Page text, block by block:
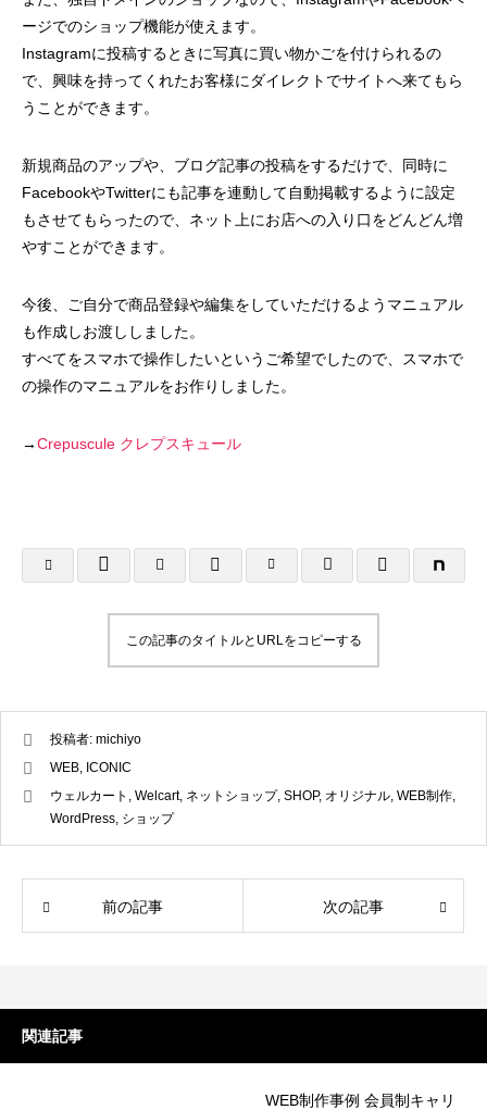
A4フライヤー制作事例 LEPONT様
A４チラシ・A3
やか様
ステッカー制作事例 LEPONT様
ージでのショップ機能が使えます。
Instagramに投稿するときに写真に買い物かごを付けられるの
で、興味を持ってくれたお客様にダイレクトでサイトへ来てもら
うことができます。
新規商品のアップや、ブログ記事の投稿をするだけで、同時に
FacebookやTwitterにも記事を連動して自動掲載するように設定
もさせてもらったので、ネット上にお店への入り口をどんどん増
やすことができます。
今後、ご自分で商品登録や編集をしていただけるようマニュアル
も作成しお渡ししました。
すべてをスマホで操作したいというご希望でしたので、スマホで
の操作のマニュアルをお作りしました。
→Crepuscule クレプスキュール
この記事のタイトルとURLをコピーする
投稿者: michiyo
WEB, ICONIC
ウェルカート , Welcart, ネットショップ, SHOP, オリジナル, WEB制作,
WordPress, ショップ
前の記事 次の記事
関連記事
WEB制作事例 会員制キャリ